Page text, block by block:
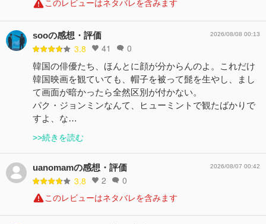
このレビューはネタバレを含みます
sooの感想・評価
3.8 41 0
2026/08/08 00:13
韓国の俳優たち、ほんとに顔が分からんのよ。これだけ
韓国映画を観ていても、帽子を被って髭を生やし、まし
て画面が暗かったら全然区別が付かない。
パク・ジョンミンなんて、ヒューミントで観たばかりで
すよ、な…
>>続きを読む
uanomamの感想・評価
3.8 2 0
2026/08/07 00:42
このレビューはネタバレを含みます